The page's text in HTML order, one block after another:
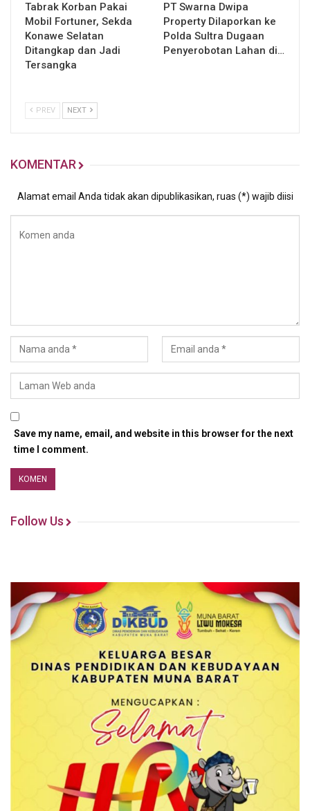
Tabrak Korban Pakai
Mobil Fortuner, Sekda
Konawe Selatan
Ditangkap dan Jadi
Tersangka
PT Swarna Dwipa
Property Dilaporkan ke
Polda Sultra Dugaan
Penyerobotan Lahan di…
PREV NEXT
KOMENTAR
Alamat email Anda tidak akan dipublikasikan, ruas (*) wajib diisi
Save my name, email, and website in this browser for the next
time I comment.
Follow Us